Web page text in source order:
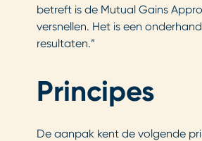
betreft is de Mutual Gains
versnellen. Het is een
resultaten.”
Principes
De aanpak kent de volgende